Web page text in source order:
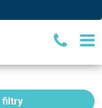
filtry